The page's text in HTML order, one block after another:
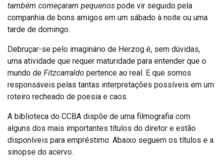
também começaram pequenos pode vir seguido pela
companhia de bons amigos em um sábado à noite ou uma
tarde de domingo.
Debruçar-se pelo imaginário de Herzog é, sem dúvidas,
uma atividade que requer maturidade para entender que o
mundo de Fitzcarraldo pertence ao real. E que somos
responsáveis pelas tantas interpretações possíveis em um
roteiro recheado de poesia e caos.
A biblioteca do CCBA dispõe de uma filmografia com
alguns dos mais importantes títulos do diretor e estão
disponíveis para empréstimo. Abaixo seguem os títulos e a
sinopse do acervo.